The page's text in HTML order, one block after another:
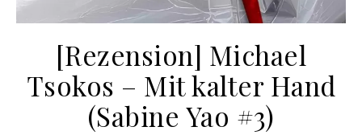
[Rezension] Michael
Tsokos – Mit kalter Hand
(Sabine Yao #3)